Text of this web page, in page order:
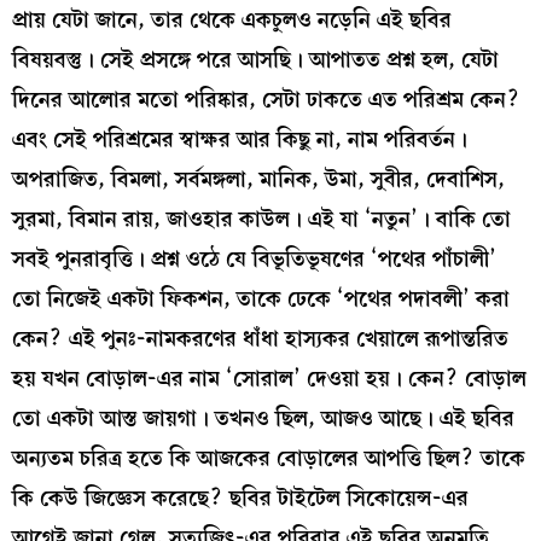
প্রায় যেটা জানে, তার থেকে একচুলও নড়েনি এই ছবির
বিষয়বস্তু। সেই প্রসঙ্গে পরে আসছি। আপাতত প্রশ্ন হল, যেটা
দিনের আলোর মতো পরিষ্কার, সেটা ঢাকতে এত পরিশ্রম কেন?
এবং সেই পরিশ্রমের স্বাক্ষর আর কিছু না, নাম পরিবর্তন।
অপরাজিত, বিমলা, সর্বমঙ্গলা, মানিক, উমা, সুবীর, দেবাশিস,
সুরমা, বিমান রায়, জাওহার কাউল। এই যা ‘নতুন’। বাকি তো
সবই পুনরাবৃত্তি। প্রশ্ন ওঠে যে বিভূতিভূষণের ‘পথের পাঁচালী’
তো নিজেই একটা ফিকশন, তাকে ঢেকে ‘পথের পদাবলী’ করা
কেন? এই পুনঃ-নামকরণের ধাঁধা হাস্যকর খেয়ালে রূপান্তরিত
হয় যখন বোড়াল-এর নাম ‘সোরাল’ দেওয়া হয়। কেন? বোড়াল
তো একটা আস্ত জায়গা। তখনও ছিল, আজও আছে। এই ছবির
অন্যতম চরিত্র হতে কি আজকের বোড়ালের আপত্তি ছিল? তাকে
কি কেউ জিজ্ঞেস করেছে? ছবির টাইটেল সিকোয়েন্স-এর